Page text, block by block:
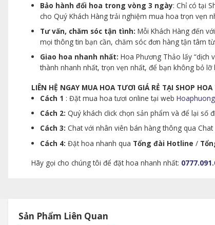
Bảo hành đổi hoa trong vòng 3 ngày: Chỉ có tại
cho Quý Khách Hàng trải nghiệm mua hoa trọn vẹn
Tư vấn, chăm sóc tận tình: Mỗi Khách Hàng đến
mọi thông tin bạn cần, chăm sóc đơn hàng tận tâm
Giao hoa nhanh nhất: Hoa Phương Thảo lấy “dịch
thành nhanh nhất, trọn vẹn nhất, để bạn không bỏ
LIÊN HỆ NGAY MUA HOA TƯƠI GIÁ RẺ TẠI SHOP
Cách 1 : Đặt mua hoa tươi online tại web
Cách 2: Quý khách click chọn sản phẩm và để lại số
Cách 3: Chat với nhân viên bán hàng thông qua
Cách 4: Đặt hoa nhanh qua Tổng đài Hotline /
Hãy gọi cho chúng tôi để đặt hoa nhanh nhất:
Sản Phẩm Liên Quan